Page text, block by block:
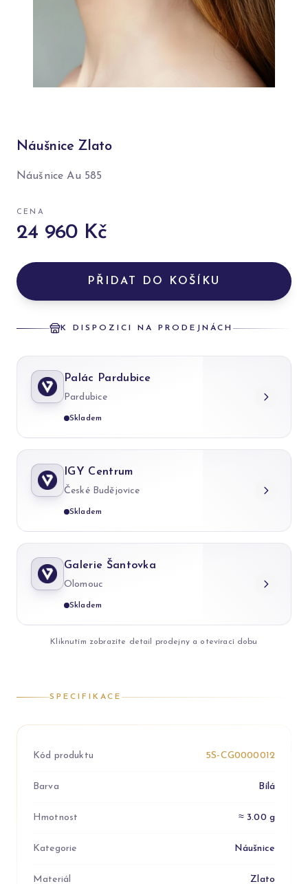
Náušnice Zlato
Náušnice Au 585
CENA
24 960 Kč
PŘIDAT DO KOŠÍKU
K DISPOZICI NA PRODEJNÁCH
Palác Pardubice
Pardubice
Skladem
IGY Centrum
České Budějovice
Skladem
Galerie Šantovka
Olomouc
Skladem
Kliknutím zobrazíte detail prodejny a otevírací dobu
SPECIFIKACE
Kód produktu 5S-CG0000012
Barva Bílá
Hmotnost ≈ 3.00 g
Kategorie Náušnice
Materiál Zlato